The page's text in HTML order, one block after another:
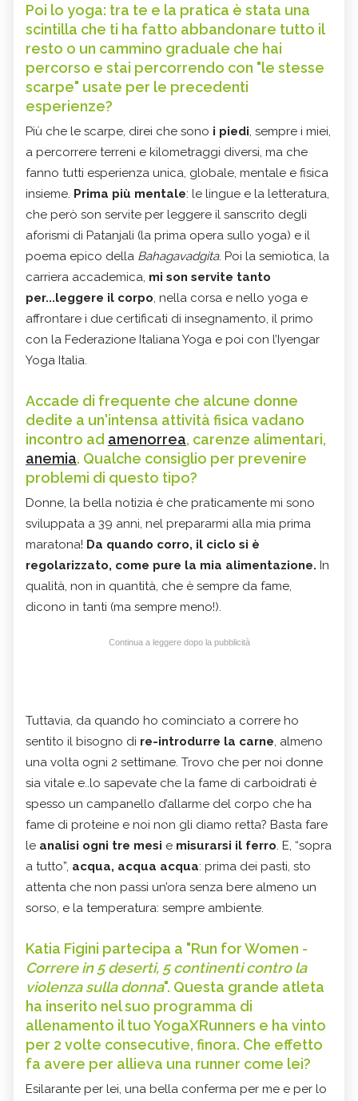
Poi lo yoga: tra te e la pratica è stata una
scintilla che ti ha fatto abbandonare tutto il
resto o un cammino graduale che hai
percorso e stai percorrendo con "le stesse
scarpe" usate per le precedenti
esperienze?
Più che le scarpe, direi che sono i piedi, sempre i miei,
a percorrere terreni e kilometraggi diversi, ma che
fanno tutti esperienza unica, globale, mentale e fisica
insieme. Prima più mentale: le lingue e la letteratura,
che però son servite per leggere il sanscrito degli
aforismi di Patanjali (la prima opera sullo yoga) e il
poema epico della Bahagavadgita. Poi la semiotica, la
carriera accademica, mi son servite tanto
per...leggere il corpo, nella corsa e nello yoga e
affrontare i due certificati di insegnamento, il primo
con la Federazione Italiana Yoga e poi con l’Iyengar
Yoga Italia.
Accade di frequente che alcune donne
dedite a un'intensa attività fisica vadano
incontro ad amenorrea, carenze alimentari,
anemia. Qualche consiglio per prevenire
problemi di questo tipo?
Donne, la bella notizia è che praticamente mi sono
sviluppata a 39 anni, nel prepararmi alla mia prima
maratona! Da quando corro, il ciclo si è
regolarizzato, come pure la mia alimentazione. In
qualità, non in quantità, che è sempre da fame,
dicono in tanti (ma sempre meno!).
Continua a leggere dopo la pubblicità
Tuttavia, da quando ho cominciato a correre ho
sentito il bisogno di re-introdurre la carne, almeno
una volta ogni 2 settimane. Trovo che per noi donne
sia vitale e..lo sapevate che la fame di carboidrati è
spesso un campanello d’allarme del corpo che ha
fame di proteine e noi non gli diamo retta? Basta fare
le analisi ogni tre mesi e misurarsi il ferro. E, “sopra
a tutto”, acqua, acqua acqua: prima dei pasti, sto
attenta che non passi un’ora senza bere almeno un
sorso, e la temperatura: sempre ambiente.
Katia Figini partecipa a "Run for Women -
Correre in 5 deserti, 5 continenti contro la
violenza sulla donna". Questa grande atleta
ha inserito nel suo programma di
allenamento il tuo YogaXRunners e ha vinto
per 2 volte consecutive, finora. Che effetto
fa avere per allieva una runner come lei?
Esilarante per lei, una bella conferma per me e per lo